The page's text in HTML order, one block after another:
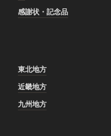
感謝状・記念品
東北地方
近畿地方
九州地方